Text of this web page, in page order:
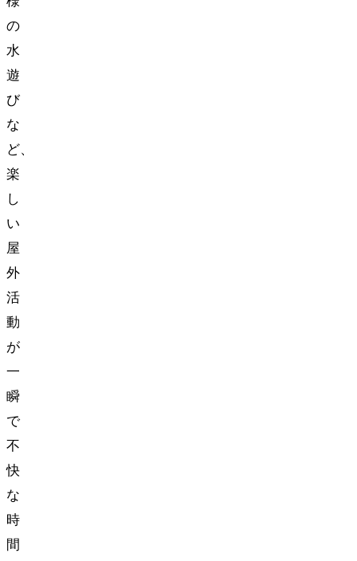
の
水
遊
び
な
ど、
楽
し
い
屋
外
活
動
が
一
瞬
で
不
快
な
時
間